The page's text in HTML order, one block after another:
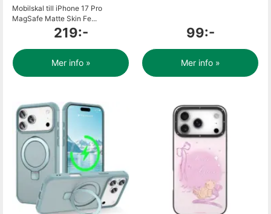
Mobilskal till iPhone 17 Pro
MagSafe Matte Skin Fe...
219:-
Mer info »
99:-
Mer info »